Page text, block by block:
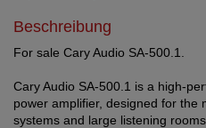
Beschreibung
For sale Cary Audio SA-500.1.
Cary Audio SA-500.1 is a high-
power amplifier, designed for the
systems and large listening